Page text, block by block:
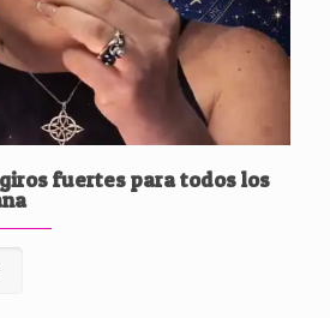
fuertes para todos los